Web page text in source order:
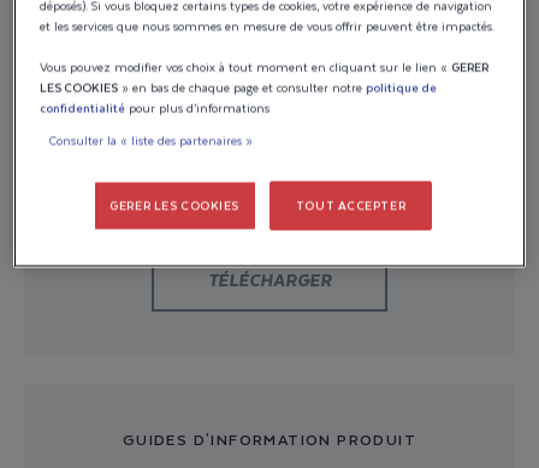
GUIDES D'INFORMATION PRODUIT
PIG_190_FISHERMAN_00
TÉLÉCHARGER
GUIDES D'INFORMATION PRODUIT
déposés). Si vous bloquez certains types de cookies, votre expérience de navigation
et les services que nous sommes en mesure de vous offrir peuvent être impactés.
Vous pouvez modifier vos choix à tout moment en cliquant sur le lien « GERER
LES COOKIES » en bas de chaque page et consulter notrepolitique de
confidentialité pour plus d’informations
Consulter la « liste des partenaires »
GERER LES COOKIES TOUT ACCEPTER